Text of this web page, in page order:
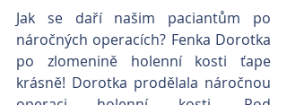
Jak se daří našim paciantům po
náročných operacích? Fenka Dorotka
po zlomenině holenní kosti ťape
krásně! Dorotka prodělala náročnou